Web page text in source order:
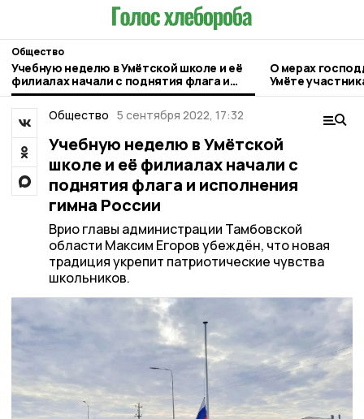
Общество
Учебную неделю в Умётской школе и её
филиалах начали с поднятия флага и
исполнения гимна России
О мерах
Умёте
Общество 5 сентября 2022, 17:32
Учебную неделю в Умётской
школе и её филиалах начали с
поднятия флага и исполнения
гимна России
Врио главы администрации Тамбовской
области Максим Егоров убеждён, что новая
традиция укрепит патриотические чувства
школьников.